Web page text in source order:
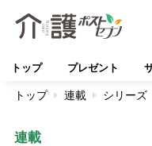
トップ プレゼント
トップ 連載 シリーズ
連載